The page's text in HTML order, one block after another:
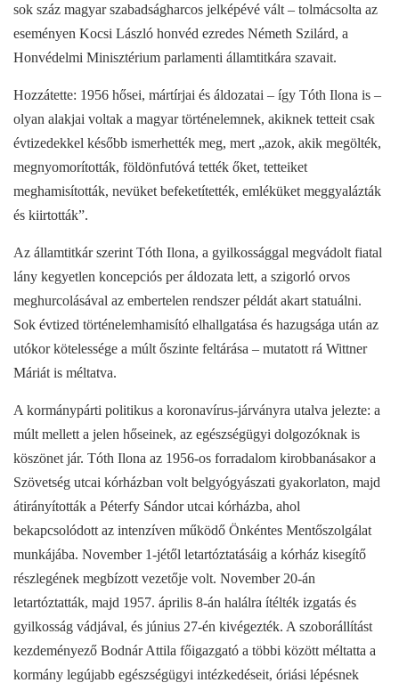
sok száz magyar szabadságharcos jelképévé vált – tolmácsolta az
eseményen Kocsi László honvéd ezredes Németh Szilárd, a
Honvédelmi Minisztérium parlamenti államtitkára szavait.
Hozzátette: 1956 hősei, mártírjai és áldozatai – így Tóth Ilona is –
olyan alakjai voltak a magyar történelemnek, akiknek tetteit csak
évtizedekkel később ismerhették meg, mert „azok, akik megölték,
megnyomorították, földönfutóvá tették őket, tetteiket
meghamisították, nevüket befeketítették, emléküket meggyalázták
és kiirtották”.
Az államtitkár szerint Tóth Ilona, a gyilkossággal megvádolt fiatal
lány kegyetlen koncepciós per áldozata lett, a szigorló orvos
meghurcolásával az embertelen rendszer példát akart statuálni.
Sok évtized történelemhamisító elhallgatása és hazugsága után az
utókor kötelessége a múlt őszinte feltárása – mutatott rá Wittner
Máriát is méltatva.
A kormánypárti politikus a koronavírus-járványra utalva jelezte: a
múlt mellett a jelen hőseinek, az egészségügyi dolgozóknak is
köszönet jár. Tóth Ilona az 1956-os forradalom kirobbanásakor a
Szövetség utcai kórházban volt belgyógyászati gyakorlaton, majd
átirányították a Péterfy Sándor utcai kórházba, ahol
bekapcsolódott az intenzíven működő Önkéntes Mentőszolgálat
munkájába. November 1-jétől letartóztatásáig a kórház kisegítő
részlegének megbízott vezetője volt. November 20-án
letartóztatták, majd 1957. április 8-án halálra ítélték izgatás és
gyilkosság vádjával, és június 27-én kivégezték. A szoborállítást
kezdeményező Bodnár Attila főigazgató a többi között méltatta a
kormány legújabb egészségügyi intézkedéseit, óriási lépésnek